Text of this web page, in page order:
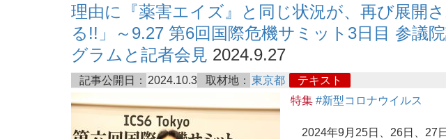
理由に『薬害エイズ』と同じ状況が、再び展開
る!!」～9.27 第6回国際危機サミット3日目 参議
グラムと記者会見 2024.9.27
記事公開日： 2024.10.3 取材地： 東京都
テキスト
特集 #新型コロナウイルス
2024年9月25日、26日、27